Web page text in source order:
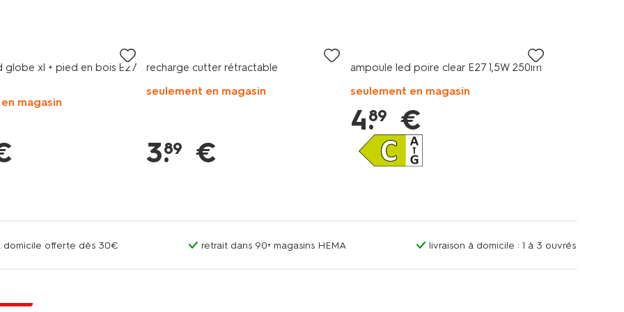
globe xl + pied en bois E27
magasin
recharge cutter rétractable
seulement en magasin
3.
89 €
ampoule led poire clear E27 1,5W 250lm
seulement en magasin
4.
89 €
domicile offerte dès 30€ retrait dans 90+ magasins HEMA livraison à domicile : 1 à 3 ouvrés